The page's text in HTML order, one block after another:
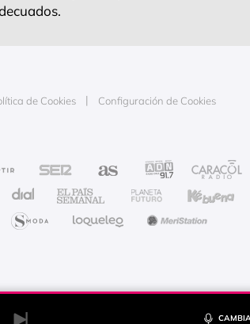
de Cookies Configuración de Cookies